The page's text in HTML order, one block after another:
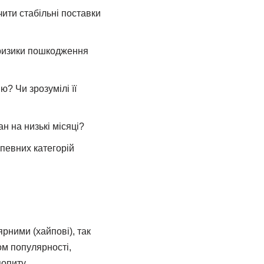
стабільні поставки
пошкодження
Чи зрозумілі її
на низькі місяці?
категорій
(хайпові), так
популярності,